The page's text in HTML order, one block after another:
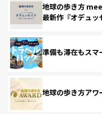
地球の歩き方
最新作『オデュッ
準備も滞在もス
地球の歩き方ア